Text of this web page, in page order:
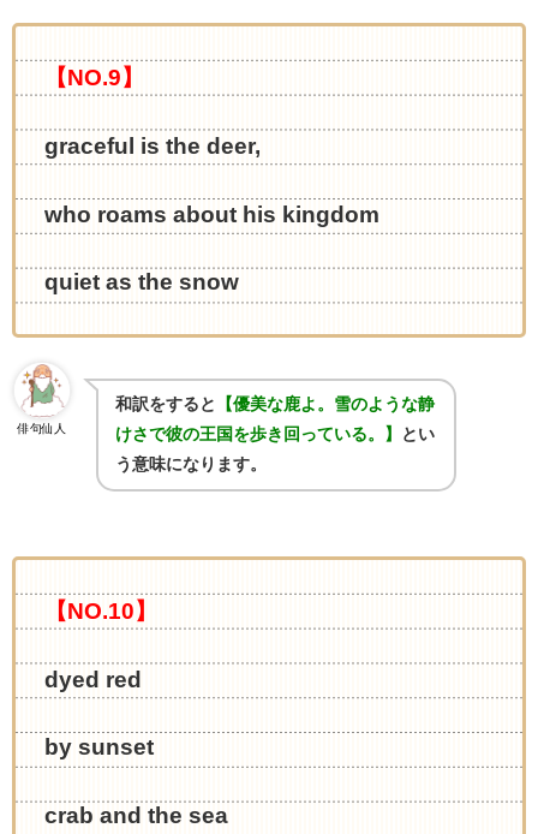
【NO.9】
graceful is the deer,
who roams about his kingdom
quiet as the snow
俳句仙人
和訳をすると
【優美な鹿よ。雪のような静
けさで彼の王国を歩き回っている。】
とい
う意味になります。
【NO.10】
dyed red
by sunset
crab and the sea